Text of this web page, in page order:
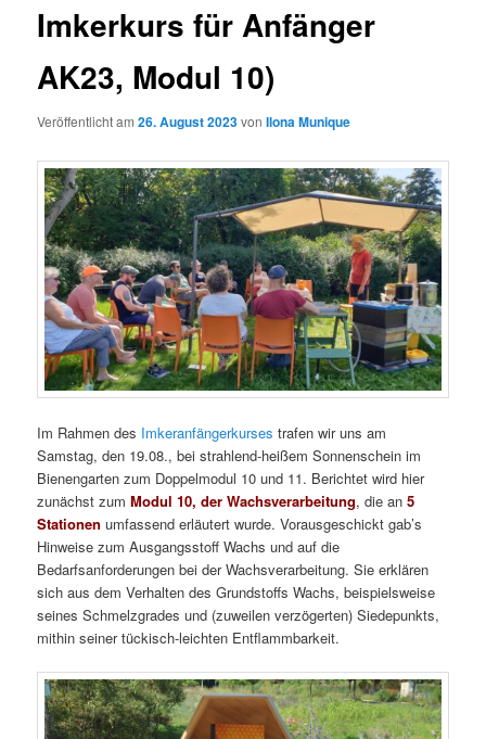
Imkerkurs für Anfänger
AK23, Modul 10)
Veröffentlicht am26. August 2023vonIlona Munique
Im Rahmen des Imkeranfängerkurses trafen wir uns am
Samstag, den 19.08., bei strahlend-heißem Sonnenschein im
Bienengarten zum Doppelmodul 10 und 11. Berichtet wird hier
zunächst zumModul 10, der Wachsverarbeitung, die an5
Stationenumfassend erläutert wurde. Vorausgeschickt gab’s
Hinweise zum Ausgangsstoff Wachs und auf die
Bedarfsanforderungen bei der Wachsverarbeitung. Sie erklären
sich aus dem Verhalten des Grundstoffs Wachs, beispielsweise
seines Schmelzgrades und (zuweilen verzögerten) Siedepunkts,
mithin seiner tückisch-leichten Entflammbarkeit.